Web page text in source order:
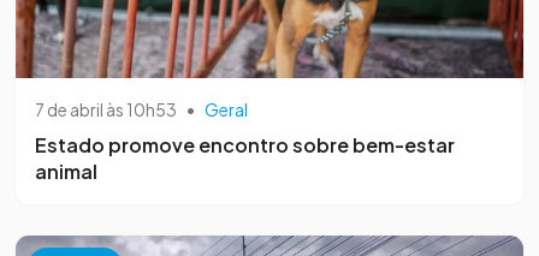
7 de abril às 10h53 • Geral
Estado promove encontro sobre bem-estar
animal